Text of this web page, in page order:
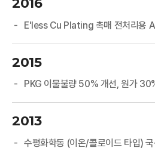
2016
E'less Cu Plating 촉매 전처리용
2015
PKG 이물불량 50% 개선, 원가
2013
수평화학동 (이온/콜로이드 타입)